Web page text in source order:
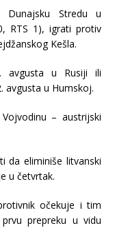
Dunajsku Stredu u
RTS 1), igrati protiv
Kešla.
avgusta u Rusiji ili
avgusta u Humskoj.
– austrijski
da eliminiše litvanski
u četvrtak.
očekuje i tim
prepreku u vidu